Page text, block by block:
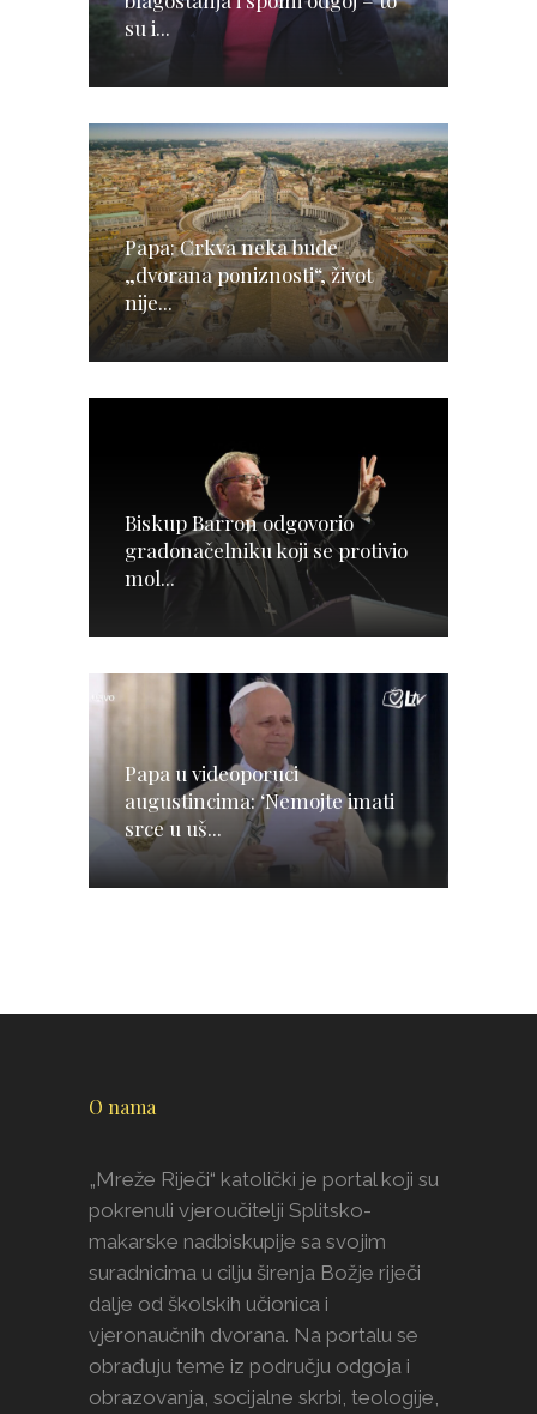
su i...
Papa: Crkva neka bude
„dvorana poniznosti“, život
nije...
Biskup Barron odgovorio
gradonačelniku koji se protivio
mol...
Papa u videoporuci
augustincima: ‘Nemojte imati
srce u uš...
O nama
„Mreže Riječi“ katolički je portal koji su
pokrenuli vjeroučitelji Splitsko-
makarske nadbiskupije sa svojim
suradnicima u cilju širenja Božje riječi
dalje od školskih učionica i
vjeronaučnih dvorana. Na portalu se
obrađuju teme iz području odgoja i
obrazovanja, socijalne skrbi, teologije,